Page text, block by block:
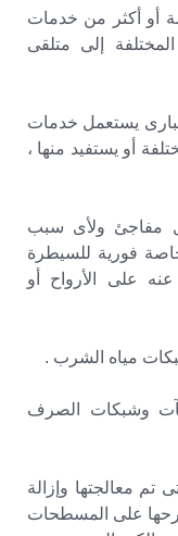
أو أكثر من خدمات
إلى متلقى
يستعمل خدمات
أو يستفيد منها ،
مفاجئ ولأى سبب
فورية للسيطرة
على الأرواح أو
مياه الشرب .
وشبكات الصرف
تم معالجتها وإزالة
على المسطحات